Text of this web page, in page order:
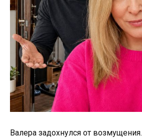
Валера задохнулся от возмущения.